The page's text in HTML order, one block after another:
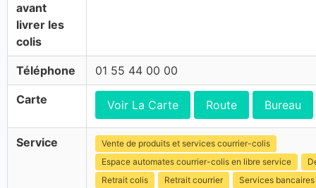
avant
livrer les
colis
Téléphone 01 55 44 00 00
Carte Voir La Carte Route Bureau
Service
Vente de produits et services courrier-colis
Espace automates courrier-colis en libre service
Retrait colis
Retrait courrier
Services bancaires